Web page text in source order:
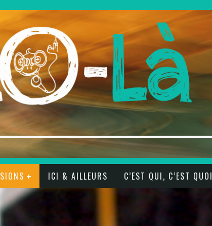
ICI & AILLEURS C’EST QUI, C’EST